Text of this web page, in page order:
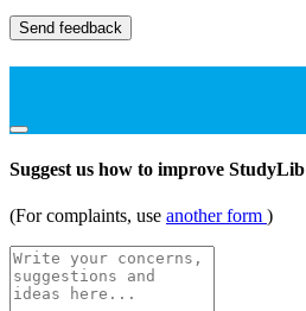
Send feedback
Suggest us how to improve StudyLib
(For complaints, use another form )